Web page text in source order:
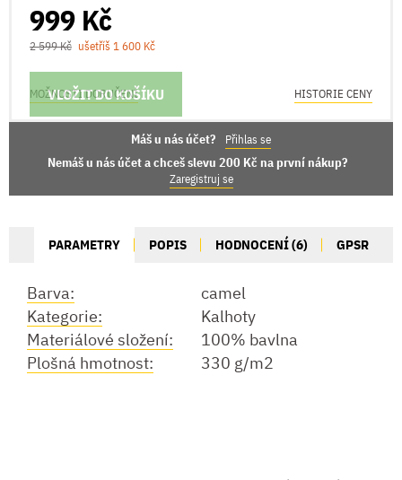
999 Kč
2 599 Kč ušetříš 1 600 Kč
VLOŽIT DO KOŠÍKU
MOŽNOSTI DORUČENÍ HISTORIE CENY
Máš u nás účet? Přihlas se
Nemáš u nás účet a chceš slevu 200 Kč na první nákup?
Zaregistruj se
PARAMETRY POPIS HODNOCENÍ (6) GPSR
Barva:
camel
Kategorie:
Kalhoty
Materiálové složení:
100% bavlna
Plošná hmotnost:
330 g/m2